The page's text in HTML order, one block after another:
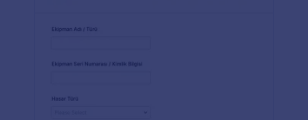
online Genel Kaza Rapor Formu sayesinde